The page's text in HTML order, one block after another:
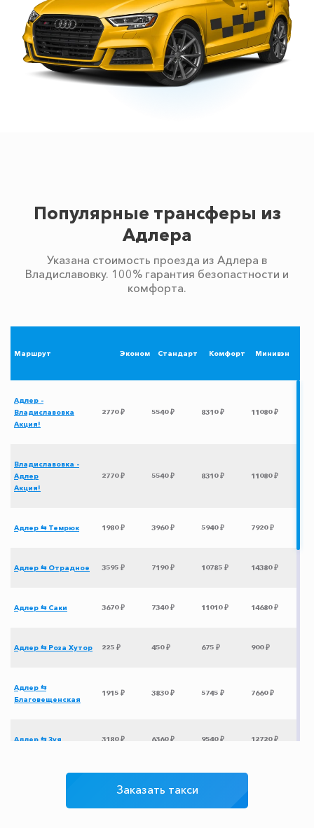
Популярные трансферы из
Адлера
Указана стоимость проезда из Адлера в
Владиславовку. 100% гарантия безопастности и
комфорта.
Маршрут Эконом Стандарт Комфорт Минивэн
Адлер -
Владиславовка
Акция!
2770 ₽ 5540 ₽ 8310 ₽ 11080 ₽
Владиславовка -
Адлер
Акция!
2770 ₽ 5540 ₽ 8310 ₽ 11080 ₽
Адлер ⇆ Темрюк 1980 ₽ 3960 ₽ 5940 ₽ 7920 ₽
Адлер ⇆ Отрадное 3595 ₽ 7190 ₽ 10785 ₽ 14380 ₽
Адлер ⇆ Саки 3670 ₽ 7340 ₽ 11010 ₽ 14680 ₽
Адлер ⇆ Роза Хутор 225 ₽ 450 ₽ 675 ₽ 900 ₽
Адлер ⇆
Благовещенская
1915 ₽ 3830 ₽ 5745 ₽ 7660 ₽
Адлер ⇆ Зуя 3180 ₽ 6360 ₽ 9540 ₽ 12720 ₽
Заказать такси